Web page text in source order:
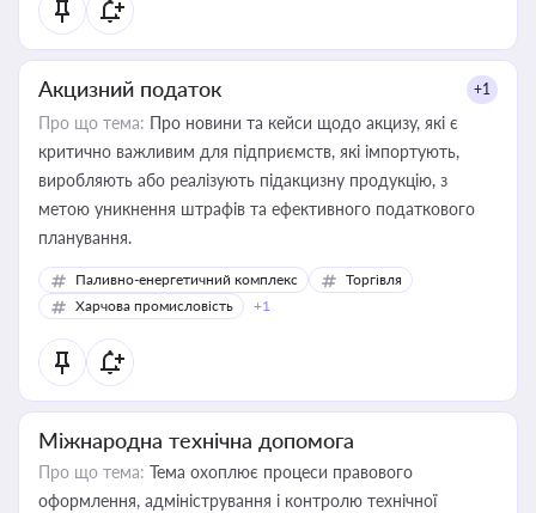
Акцизний податок +1
Про що тема: Про новини та кейси щодо акцизу, які є
критично важливим для підприємств, які імпортують,
виробляють або реалізують підакцизну продукцію, з
метою уникнення штрафів та ефективного податкового
планування.
Паливно-енергетичний комплекс
Торгівля
Харчова промисловість
+1
Міжнародна технічна допомога
Про що тема: Тема охоплює процеси правового
оформлення, адміністрування і контролю технічної